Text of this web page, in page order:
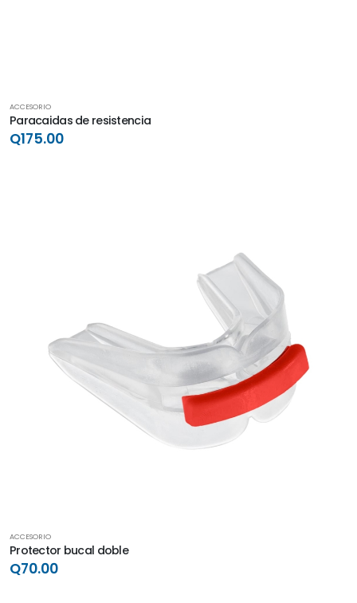
ACCESORIO
Paracaidas de resistencia
Q175.00
ACCESORIO
Protector bucal doble
Q70.00